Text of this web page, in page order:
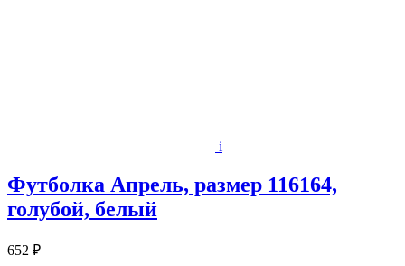
i
Футболка Апрель, размер 116164,
голубой, белый
652 ₽